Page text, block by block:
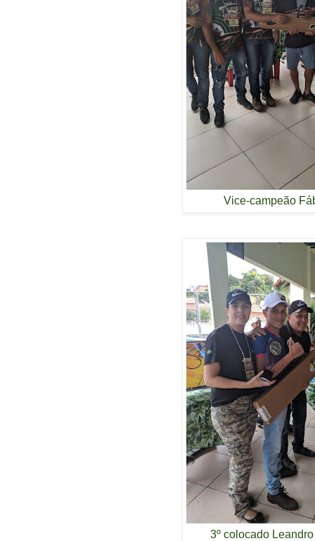
Vice-campeão
3º colocado